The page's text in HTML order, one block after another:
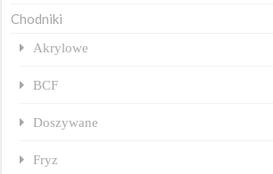
Chodniki
Akrylowe
BCF
Doszywane
Fryz